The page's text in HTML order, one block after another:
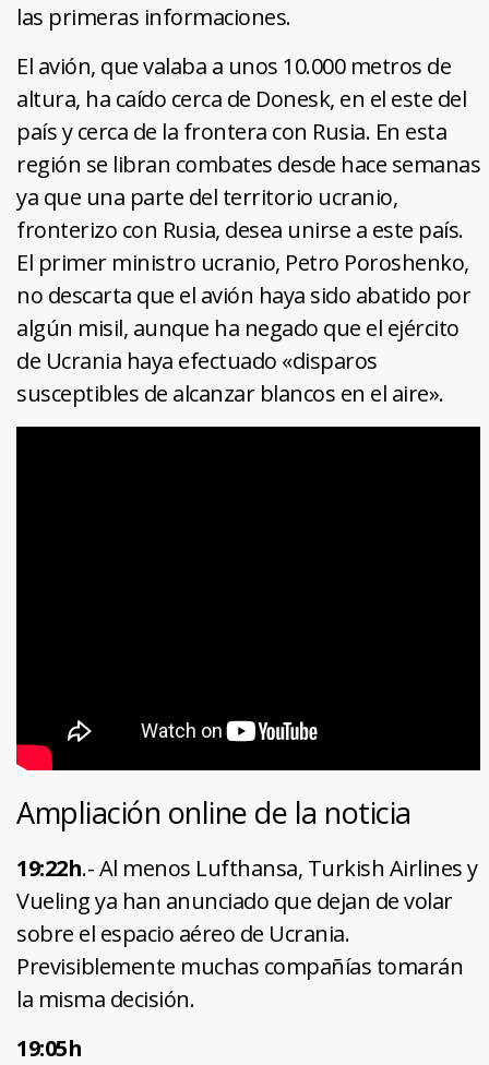
las primeras informaciones.
El avión, que valaba a unos 10.000 metros de
altura, ha caído cerca de Donesk, en el este del
país y cerca de la frontera con Rusia. En esta
región se libran combates desde hace semanas
ya que una parte del territorio ucranio,
fronterizo con Rusia, desea unirse a este país.
El primer ministro ucranio, Petro Poroshenko,
no descarta que el avión haya sido abatido por
algún misil, aunque ha negado que el ejército
de Ucrania haya efectuado «disparos
susceptibles de alcanzar blancos en el aire».
Ampliación online de la noticia
19:22h.- Al menos Lufthansa, Turkish Airlines y
Vueling ya han anunciado que dejan de volar
sobre el espacio aéreo de Ucrania.
Previsiblemente muchas compañías tomarán
la misma decisión.
19:05h